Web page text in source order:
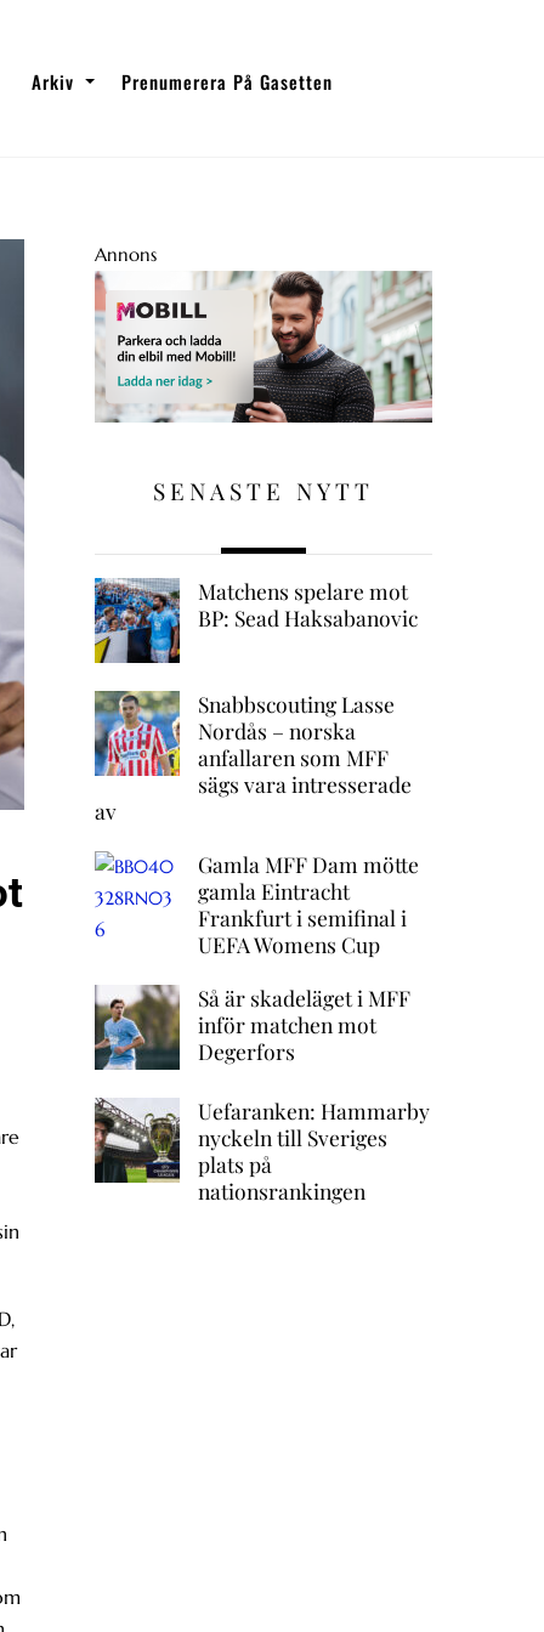
Arkiv Prenumerera På Gasetten
Annons
SENASTE NYTT
Matchens spelare mot
BP: Sead Haksabanovic
Snabbscouting Lasse
Nordås – norska
anfallaren som MFF
sägs vara intresserade
av
Gamla MFF Dam mötte
gamla Eintracht
Frankfurt i semifinal i
UEFA Womens Cup
Så är skadeläget i MFF
inför matchen mot
Degerfors
Uefaranken: Hammarby
nyckeln till Sveriges
plats på
nationsrankingen